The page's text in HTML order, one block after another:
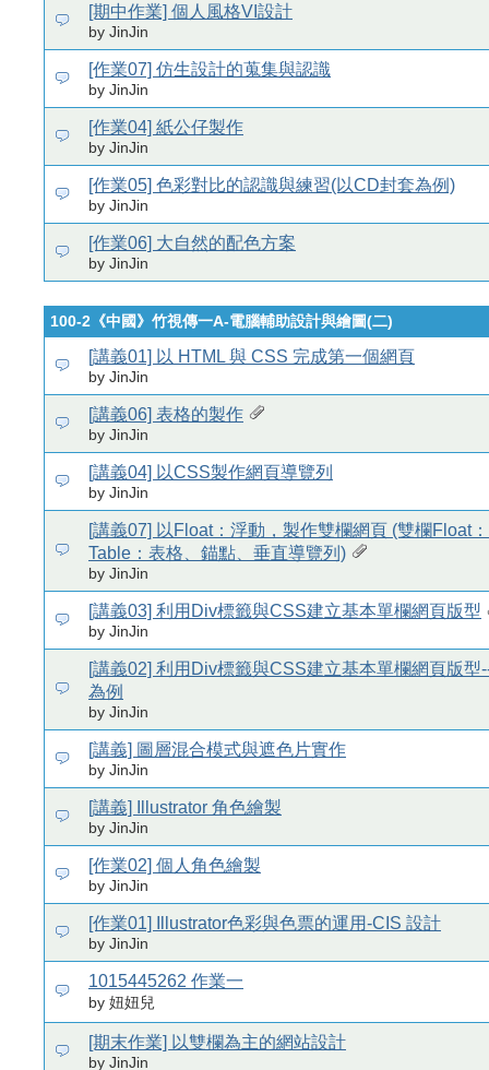
[期中作業] 個人風格VI設計
by JinJin
[作業07] 仿生設計的蒐集與認識
by JinJin
[作業04] 紙公仔製作
by JinJin
[作業05] 色彩對比的認識與練習(以CD封套為例)
by JinJin
[作業06] 大自然的配色方案
by JinJin
100-2《中國》竹視傳一A-電腦輔助設計與繪圖(二)
[講義01] 以 HTML 與 CSS 完成第一個網頁
by JinJin
[講義06] 表格的製作
by JinJin
[講義04] 以CSS製作網頁導覽列
by JinJin
[講義07] 以Float：浮動，製作雙欄網頁 (雙欄Float
Table：表格、錨點、垂直導覽列)
by JinJin
[講義03] 利用Div標籤與CSS建立基本單欄網頁版型
by JinJin
[講義02] 利用Div標籤與CSS建立基本單欄網頁版型
為例
by JinJin
[講義] 圖層混合模式與遮色片實作
by JinJin
[講義] Illustrator 角色繪製
by JinJin
[作業02] 個人角色繪製
by JinJin
[作業01] Illustrator色彩與色票的運用-CIS 設計
by JinJin
1015445262 作業一
by 妞妞兒
[期末作業] 以雙欄為主的網站設計
by JinJin